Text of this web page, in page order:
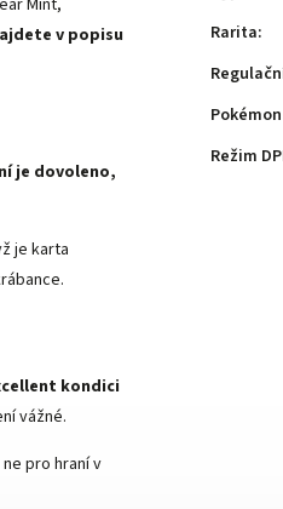
Mint,
v popisu
je dovoleno,
je karta
kondici
vážné.
pro hraní v
Rarita:
Režim